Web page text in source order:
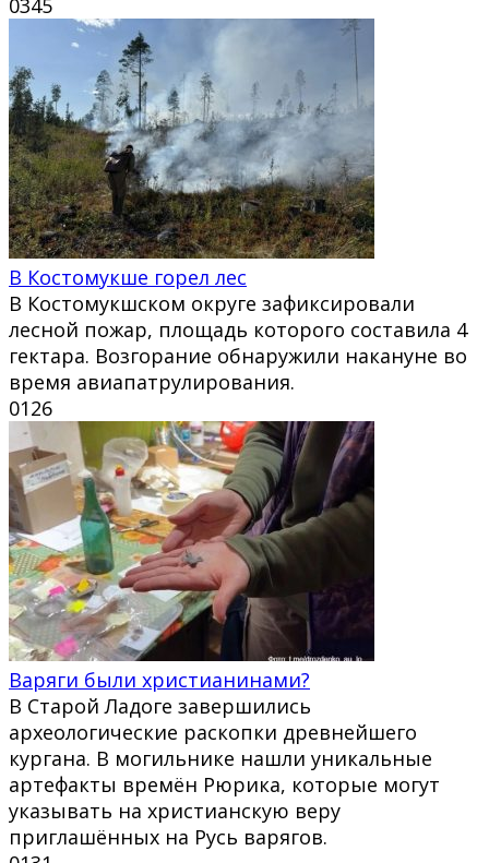
0345
В Костомукше горел лес
В Костомукшском округе зафиксировали
лесной пожар, площадь которого составила 4
гектара. Возгорание обнаружили накануне во
время авиапатрулирования.
0126
Варяги были христианинами?
В Старой Ладоге завершились
археологические раскопки древнейшего
кургана. В могильнике нашли уникальные
артефакты времён Рюрика, которые могут
указывать на христианскую веру
приглашённых на Русь варягов.